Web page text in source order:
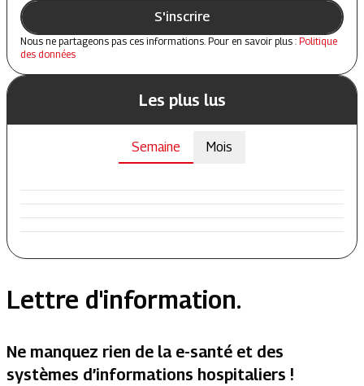
S'inscrire
Nous ne partageons pas ces informations. Pour en savoir plus : Politique
des données
Les plus lus
Semaine Mois
Lettre d'information.
Ne manquez rien de la e-santé et des
systèmes d’informations hospitaliers !